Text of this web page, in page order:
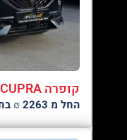
קופרה CUPRA שנת 2024
החל מ 2263 ₪ בחודש